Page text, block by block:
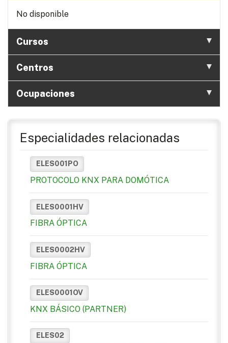
No disponible
Cursos
Centros
Ocupaciones
Especialidades relacionadas
ELES001PO
PROTOCOLO KNX PARA DOMÓTICA
ELES0001HV
FIBRA ÓPTICA
ELES0002HV
FIBRA ÓPTICA
ELES0001OV
KNX BÁSICO (PARTNER)
ELES02